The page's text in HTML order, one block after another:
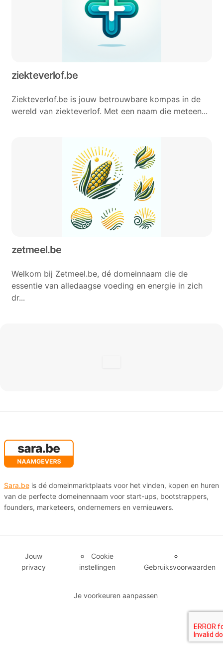
ziekteverlof.be
Ziekteverlof.be is jouw betrouwbare kompas in de
wereld van ziekteverlof. Met een naam die meteen...
zetmeel.be
Welkom bij Zetmeel.be, dé domeinnaam die de
essentie van alledaagse voeding en energie in zich
dr...
Sara.beis dé domeinmarktplaats voor het vinden, kopen en huren
van de perfecte domeinennaam voor start-ups, bootstrappers,
founders, marketeers, ondernemers en vernieuwers.
Jouw
privacy
Cookie
instellingen
Gebruiksvoorwaarden
Je voorkeuren aanpassen